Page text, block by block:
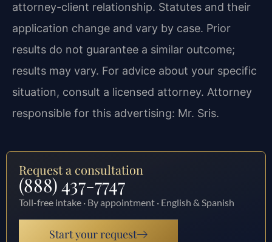
attorney-client relationship. Statutes and their
application change and vary by case. Prior
results do not guarantee a similar outcome;
results may vary. For advice about your specific
situation, consult a licensed attorney. Attorney
responsible for this advertising: Mr. Sris.
Request a consultation
(888) 437-7747
Toll-free intake · By appointment · English & Spanish
Start your request